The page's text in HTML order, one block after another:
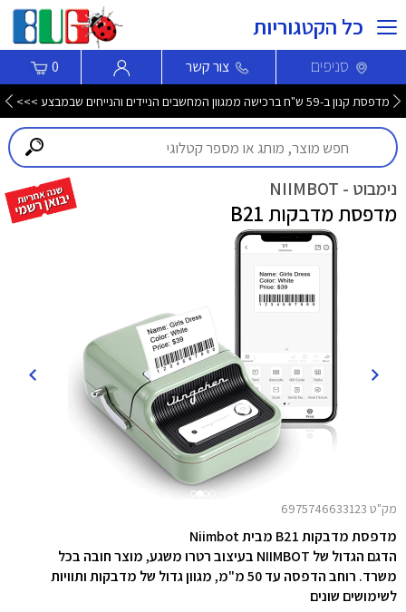
כל הקטגוריות
סניפים צור קשר 0
מדפסת קנון ב-59 ש"ח ברכישה ממגוון המחשבים הניידים והנייחים שבמבצע >>>
נימבוט - NIIMBOT
מדפסת מדבקות B21
מק"ט 6975746633123
מדפסת מדבקות B21
מבית Niimbot
הדגם הגדול של NIIMBOT בעיצוב רטרו משגע,
מוצר חובה בכל
משרד. רוחב הדפסה עד 50 מ"מ, מגוון גדול של מדבקות ותוויות
לשימושים שונים